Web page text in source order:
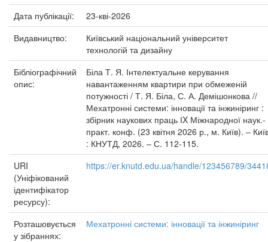
Дата публікації:
23-кві-2026
Видавництво:
Київський національний університет
технологій та дизайну
Бібліографічний
опис:
Біла Т. Я. Інтелектуальне керування
навантаженням квартири при обмеженій
потужності / Т. Я. Біла, С. А. Демішонкова //
Мехатронні системи: інновації та інжиніринг :
збірник наукових праць ІX Міжнародної наук.-
практ. конф. (23 квітня 2026 р., м. Київ). –
: КНУТД, 2026. – С. 112-115.
URI
(Уніфікований
ідентифікатор
ресурсу):
https://er.knutd.edu.ua/handle/123456789/
Розташовується
у зібраннях:
Мехатронні системи: інновації та інжиніринг